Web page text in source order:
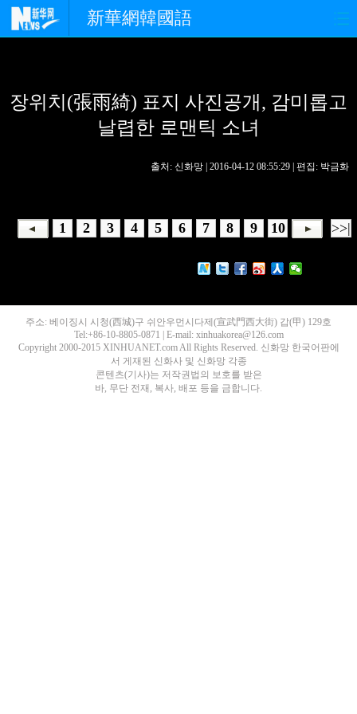
新華網韓國語
경제 사회 포토
핫 TV
생생 중국어
장위치(張雨綺) 표지 사진공개, 감미롭고
날렵한 로맨틱 소녀
출처: 신화망 | 2016-04-12 08:55:29 | 편집: 박금화
1 2 3 4 5 6 7 8 9 10 >>|
주소: 베이징시 시청(西城)구 쉬안우먼시다제(宣武門西大街) 갑(甲) 129호
Tel:+86-10-8805-0871 | E-mail: xinhuakorea@126.com
Copyright 2000-2015 XINHUANET.com All Rights Reserved. 신화망 한국어판에
서 게재된 신화사 및 신화망 각종
콘텐츠(기사)는 저작권법의 보호를 받은
바, 무단 전재, 복사, 배포 등을 금합니다.